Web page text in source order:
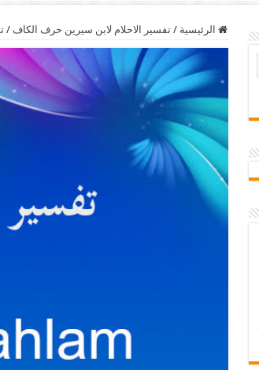
الرئيسية / تفسير الاحلام لابن سيرين حرف الكاف /